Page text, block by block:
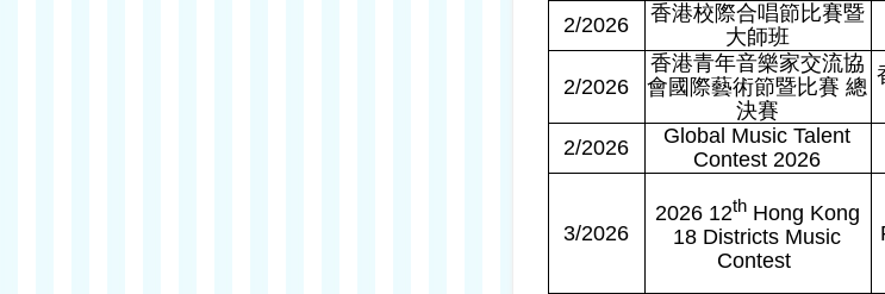
2/2026
香港校際合唱節比賽暨
大師班
2/2026
香港青年音樂家交流協
會國際藝術節暨比賽 總
決賽
2/2026
Global Music Talent
Contest 2026
3/2026
2026 12thHong Kong
18 Districts Music
Contest